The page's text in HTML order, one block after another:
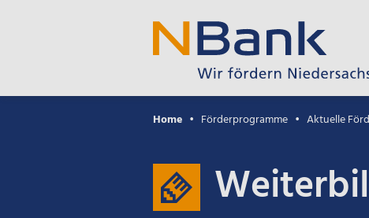
Home Förderprogramme Aktuelle